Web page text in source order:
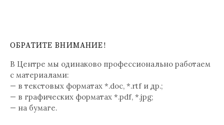
ОБРАТИТЕ ВНИМАНИЕ!
В Центре мы одинаково профессионально работаем
с материалами:
— в текстовых форматах *.doc, *.rtf и др.;
— в графических форматах *.pdf, *.jpg;
— на бумаге.